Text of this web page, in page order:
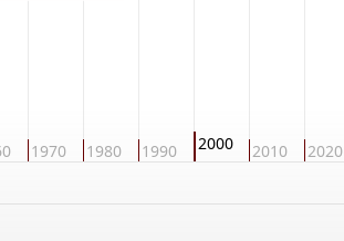
1970 1980 1990 2000 2010 2020